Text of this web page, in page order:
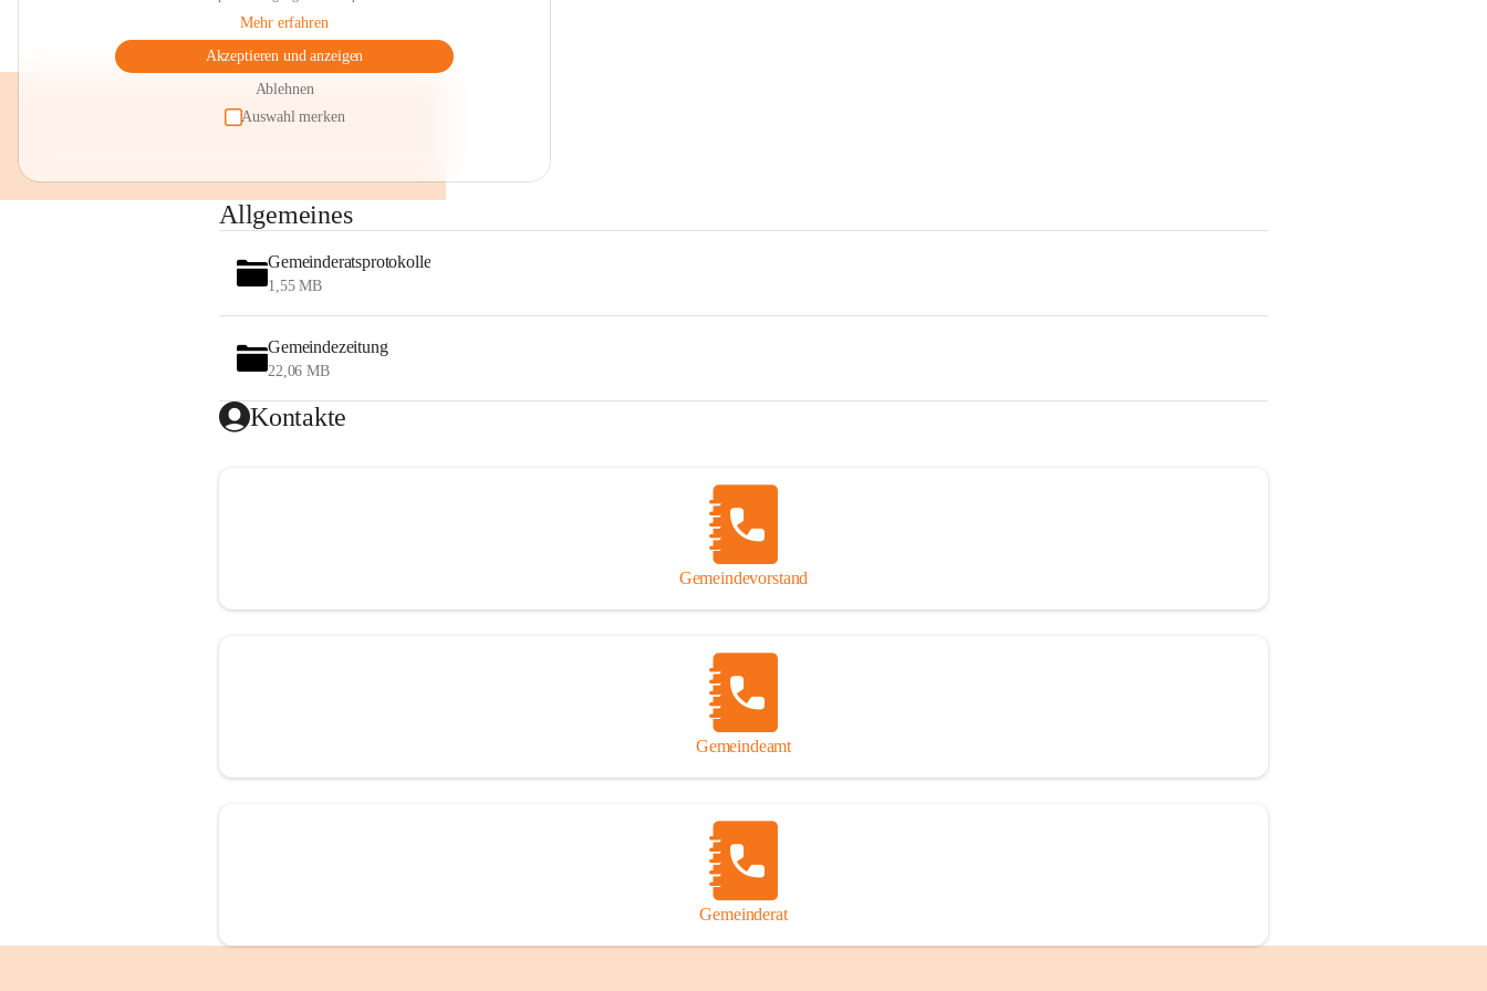
Mehr erfahren
Akzeptieren und anzeigen
Ablehnen
Auswahl merken
Allgemeines
Gemeinderatsprotokolle
1,55 MB
Gemeindezeitung
22,06 MB
Kontakte
Gemeindevorstand
Gemeindeamt
Gemeinderat